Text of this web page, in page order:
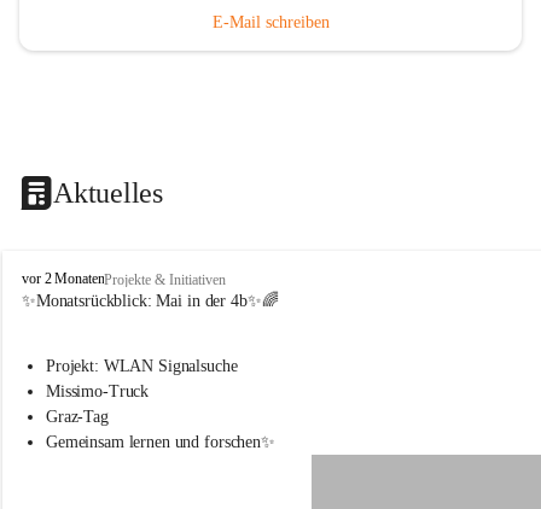
E-Mail schreiben
Aktuelles
V
o
s
s
c
vor 2 MonatenProjekte & Initiativen
✨Monatsrückblick: Mai in der 4b✨🌈
Projekt: WLAN Signalsuche
Missimo-Truck
Graz-Tag
Gemeinsam lernen und forschen✨